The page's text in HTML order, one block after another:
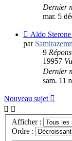
Dernier
mar. 5
Aldo
par
9
19957
Dernier
sam. 11
Nouveau sujet
Afficher :
Ordre :